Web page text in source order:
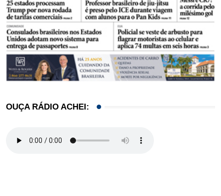
OUÇA RÁDIO ACHEI: